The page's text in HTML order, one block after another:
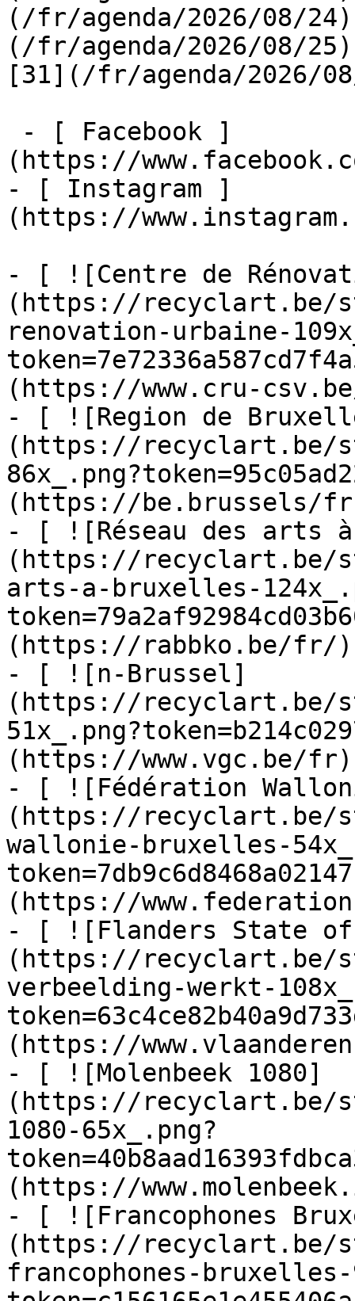
(/fr/agenda/2026/08/
(/fr/agenda/2026/08/
[31](/fr/agenda/
(https://
- [ Instagram ]
(https://
- [ ![Centre de
(https://recyclart.be/
renovation-urbaine-
(https://www.cru-
- [ ![Region de
(https://recyclart.be/
(https://be.brussels/
- [ ![Réseau des arts
(https://recyclart.be/
arts-a-bruxelles-
(https://rabbko.be/fr/)
- [ ![n-Brussel]
(https://recyclart.be/
(https://www.vgc.be/fr)
- [ ![Fédération
(https://recyclart.be/
wallonie-bruxelles-
(https://
- [ ![Flanders State
(https://recyclart.be/
verbeelding-werkt-
(https://
- [ ![Molenbeek 1080]
(https://recyclart.be/
1080-65x_.png?
(https://
- [ ![Francophones
(https://recyclart.be/
francophones-bruxelles-